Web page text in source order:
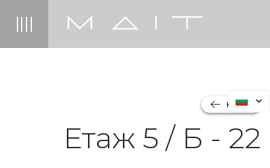
НАЗАД
Етаж 5 / Б - 22